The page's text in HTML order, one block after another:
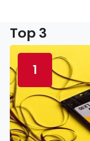
Top 3
1